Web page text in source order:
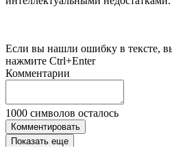
Если вы нашли ошибку в тексте,
нажмите Ctrl+Enter
Комментарии
1000 символов осталось
Комментировать
Показать еще